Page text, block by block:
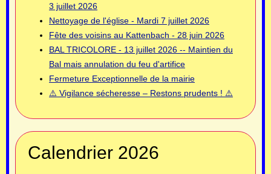
3 juillet 2026
Nettoyage de l'église - Mardi 7 juillet 2026
Fête des voisins au Kattenbach - 28 juin 2026
BAL TRICOLORE - 13 juillet 2026 -- Maintien du
Bal mais annulation du feu d'artifice
Fermeture Exceptionnelle de la mairie
⚠️ Vigilance sécheresse – Restons prudents ! ⚠️
Calendrier 2026